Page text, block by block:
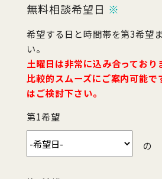
無料相談希望日 ※
希望する日と時間帯を第3希望
い。
土曜日は非常に込み合っており
比較的スムーズにご案内可能で
はご検討下さい。
第1希望
の